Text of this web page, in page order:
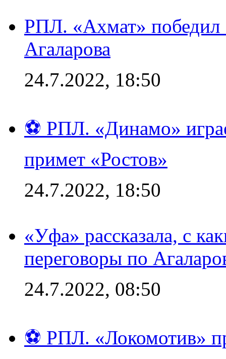
РПЛ. «Ахмат» победил
Агаларова
24.7.2022, 18:50
⚽ РПЛ. «Динамо»
примет «Ростов»
24.7.2022, 18:50
«Уфа» рассказала, с
переговоры по
24.7.2022, 08:50
⚽ РПЛ. «Локомотив»